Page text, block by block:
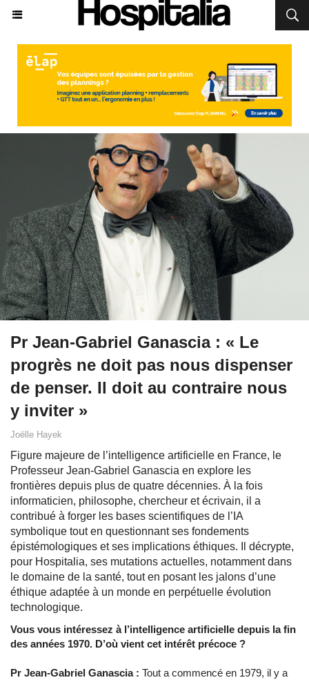
Pr Jean-Gabriel Ganascia : « Le
progrès ne doit pas nous dispenser
de penser. Il doit au contraire nous
y inviter »
Joëlle Hayek
Figure majeure de l’intelligence artificielle en France, le
Professeur Jean-Gabriel Ganascia en explore les
frontières depuis plus de quatre décennies. À la fois
informaticien, philosophe, chercheur et écrivain, il a
contribué à forger les bases scientifiques de l’IA
symbolique tout en questionnant ses fondements
épistémologiques et ses implications éthiques. Il décrypte,
pour Hospitalia, ses mutations actuelles, notamment dans
le domaine de la santé, tout en posant les jalons d’une
éthique adaptée à un monde en perpétuelle évolution
technologique.
Vous vous intéressez à l’intelligence artificielle depuis la fin
des années 1970. D’où vient cet intérêt précoce ?
Pr Jean-Gabriel Ganascia : Tout a commencé en 1979, il y a